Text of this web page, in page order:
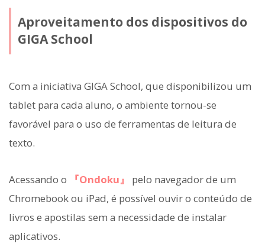
Aproveitamento dos dispositivos do
GIGA School
Com a iniciativa GIGA School, que disponibilizou um
tablet para cada aluno, o ambiente tornou-se
favorável para o uso de ferramentas de leitura de
texto.
Acessando o 『Ondoku』
pelo navegador de um
Chromebook ou iPad, é possível ouvir o conteúdo de
livros e apostilas sem a necessidade de instalar
aplicativos.